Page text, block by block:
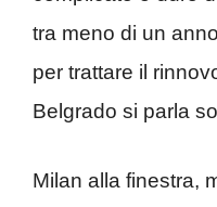
tra meno di un
per trattare il
Belgrado si parla
Milan alla finestra,